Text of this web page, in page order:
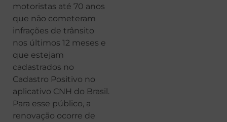
motoristas até 70 anos
que não cometeram
infrações de trânsito
nos últimos 12 meses e
que estejam
cadastrados no
Cadastro Positivo no
aplicativo CNH do Brasil.
Para esse público, a
renovação ocorre de